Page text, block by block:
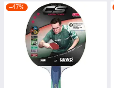
–47%